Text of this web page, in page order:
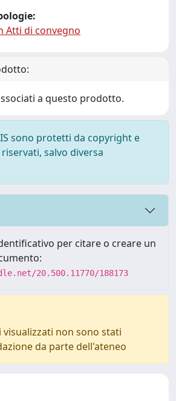
Atti di convegno
a questo prodotto.
sono protetti da copyright e
salvo diversa
per citare o creare un
20.500.11770/188173
non sono stati
da parte dell'ateneo